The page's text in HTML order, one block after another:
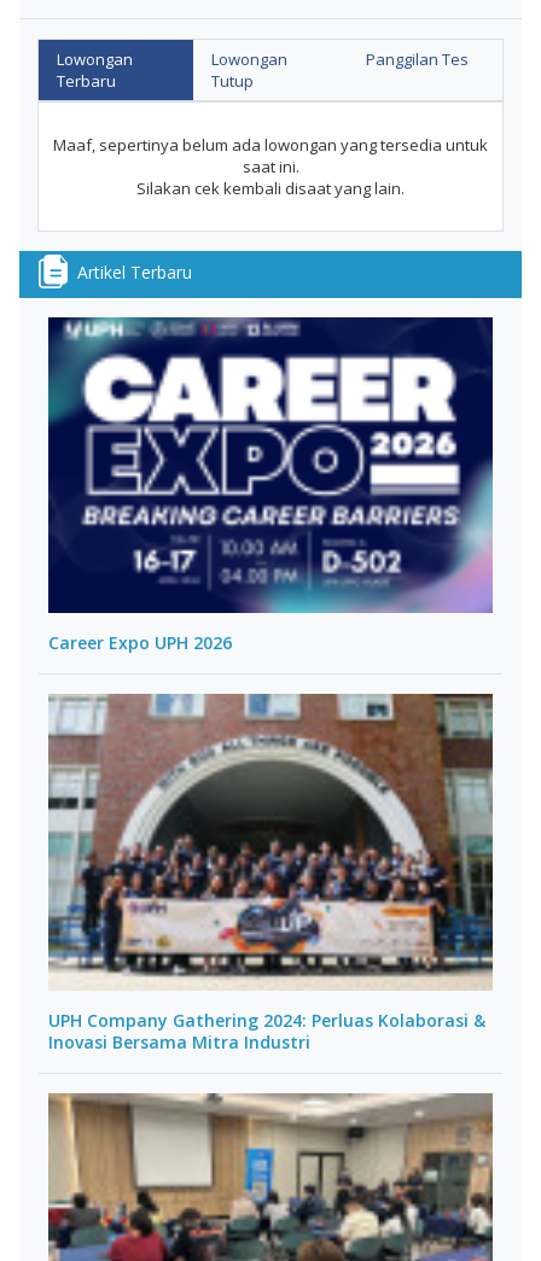
Lowongan
Terbaru
Lowongan
Tutup
Panggilan Tes
Maaf, sepertinya belum ada lowongan yang tersedia untuk
saat ini.
Silakan cek kembali disaat yang lain.
Artikel Terbaru
Career Expo UPH 2026
UPH Company Gathering 2024: Perluas Kolaborasi &
Inovasi Bersama Mitra Industri